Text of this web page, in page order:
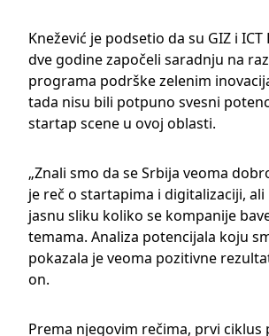
Knežević je podsetio da su GIZ i
dve godine započeli saradnju na
programa podrške zelenim
tada nisu bili potpuno svesni
startap scene u ovoj oblasti.
„Znali smo da se Srbija veoma
je reč o startapima i digitalizaciji,
jasnu sliku koliko se kompanije
temama. Analiza potencijala koju
pokazala je veoma pozitivne
on.
Prema njegovim rečima, prvi ciklus